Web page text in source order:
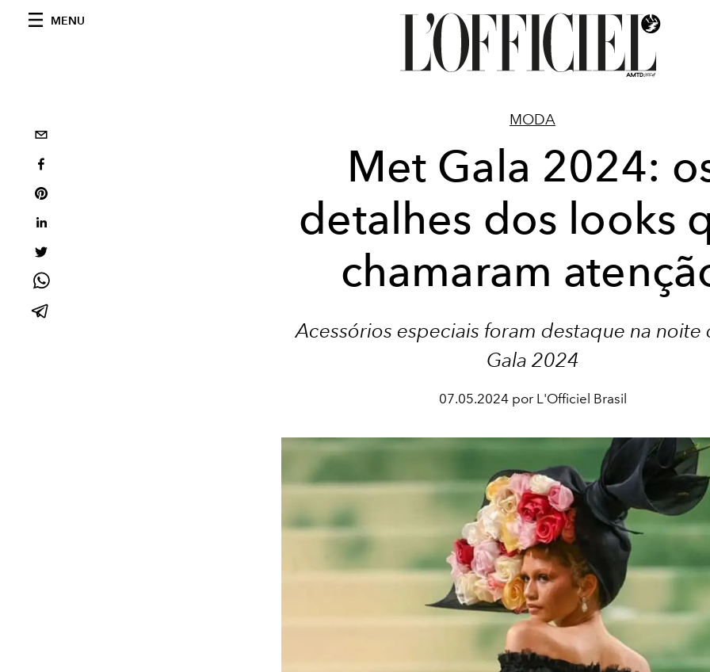
MENU
MODA
Met Gala 2024:
detalhes dos looks
chamaram
Acessórios especiais foram destaque na noite
Gala 2024
07.05.2024 por L'Officiel Brasil